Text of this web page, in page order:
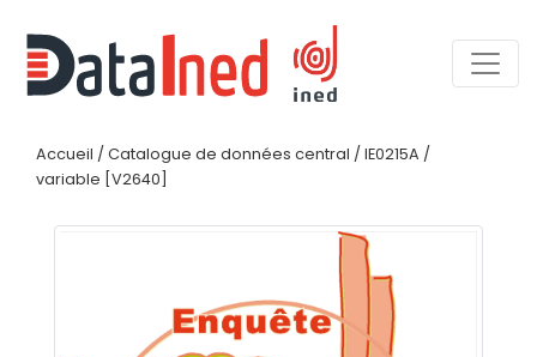
Accueil / Catalogue de données central / IE0215A /
variable [V2640]